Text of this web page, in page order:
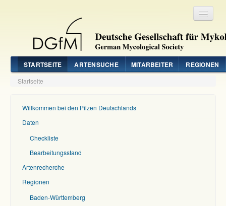
STARTSEITE ARTENSUCHE MITARBEITER REGIONEN
Startseite
Willkommen bei den Pilzen Deutschlands
Daten
Checkliste
Bearbeitungsstand
Artenrecherche
Regionen
Baden-Württemberg